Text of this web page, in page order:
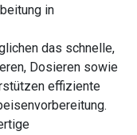
in
das schnelle,
Dosieren sowie
effiziente